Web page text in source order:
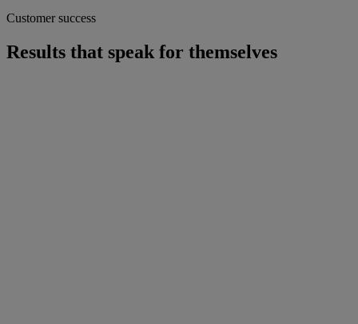
Customer success
Results that speak for themselves